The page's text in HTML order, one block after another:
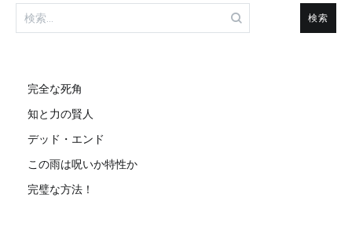
検
索:
完全な死角
知と力の賢人
デッド・エンド
この雨は呪いか特性か
完璧な方法！